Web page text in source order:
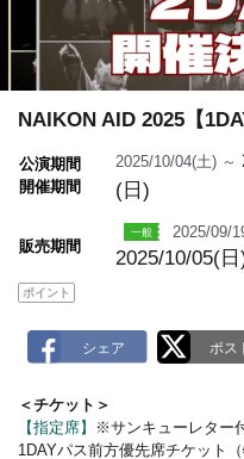
NAIKON AID 2025【
公演期間
開催期間
2025/10/04(土) ～
(日)
販売期間
2025/09/
2025/10/05(
ポイント
＜チケット＞
【指定席】
※サンキューレター
1DAYパス前方優先席チケット